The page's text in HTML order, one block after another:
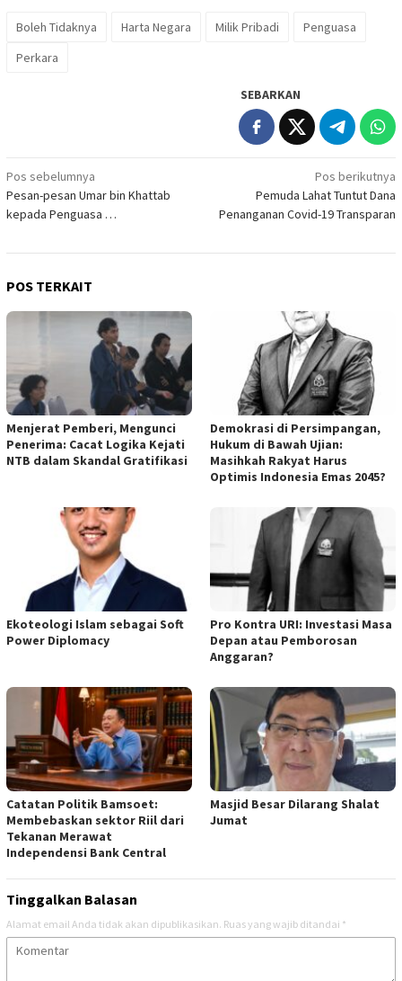
Boleh Tidaknya Harta Negara Milik Pribadi
Penguasa
Perkara
SEBARKAN
Navigasi
pos
Pos sebelumnya
Pesan-pesan Umar bin Khattab
kepada Penguasa …
Pos berikutnya
Pemuda Lahat Tuntut Dana
Penanganan Covid-19 Transparan
POS TERKAIT
Menjerat Pemberi, Mengunci
Penerima: Cacat Logika Kejati
NTB dalam Skandal Gratifikasi
Demokrasi di Persimpangan,
Hukum di Bawah Ujian:
Masihkah Rakyat Harus
Optimis Indonesia Emas 2045?
Ekoteologi Islam sebagai Soft
Power Diplomacy
Pro Kontra URI: Investasi Masa
Depan atau Pemborosan
Anggaran?
Catatan Politik Bamsoet:
Membebaskan sektor Riil dari
Tekanan Merawat
Independensi Bank Central
Masjid Besar Dilarang Shalat
Jumat
Tinggalkan Balasan
Alamat email Anda tidak akan dipublikasikan. Ruas yang wajib ditandai *